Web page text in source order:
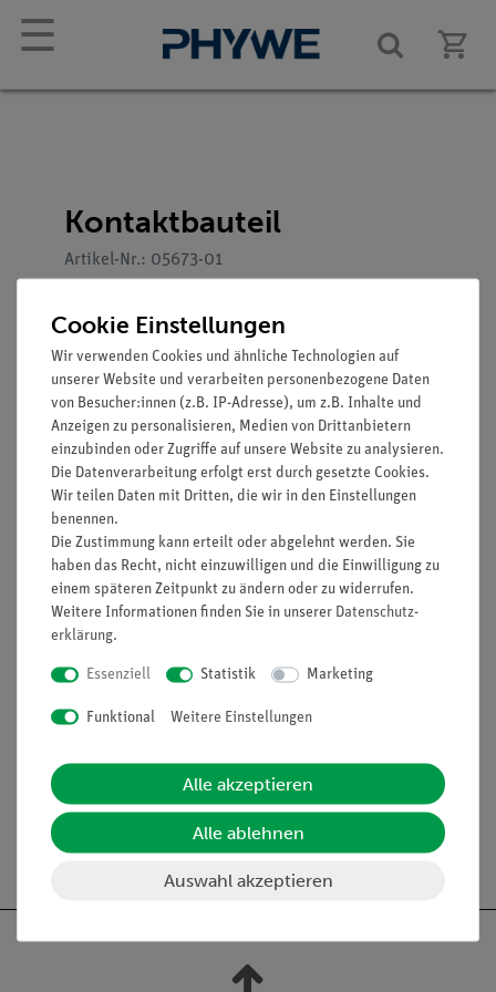
☰
Kontaktbauteil
Artikel-Nr.: 05673-01
Funktion und Verwendung
Zum Aufbau eines Klingel- und Relaismodells mit der
Kontaktfeder mit Anker (05673-00).
Ausstattung und technische
Daten
Bolzen mit 4-mm-Stecker und Rändelschraube.
Halterung mit Hilfe eines Leitungs-Bausteins mit
Buchse.
Höhe des Bolzens (ohne Stecker): 32 mm.
Durchmesser des Bolzens: 10 mm.
Länge der Rändelschraube (ohne Kopf): 30 mm.
Zubehör
Cookie Einstellungen
Wir verwenden Cookies und ähnliche Technologien auf
unserer Website und verarbeiten personenbezogene Daten
von Besucher:innen (z.B. IP-Adresse), um z.B. Inhalte und
Anzeigen zu personalisieren, Medien von Drittanbietern
einzubinden oder Zugriffe auf unsere Website zu analysieren.
Die Datenverarbeitung erfolgt erst durch gesetzte Cookies.
Wir teilen Daten mit Dritten, die wir in den Einstellungen
benennen.
Die Zustimmung kann erteilt oder abgelehnt werden. Sie
haben das Recht, nicht einzuwilligen und die Einwilligung zu
einem späteren Zeitpunkt zu ändern oder zu widerrufen.
Weitere Informationen finden Sie in unserer Daten­schutz­
erklärung.
Essenziell Statistik Marketing
Funktional Weitere Einstellungen
Alle akzeptieren
Alle ablehnen
Auswahl akzeptieren